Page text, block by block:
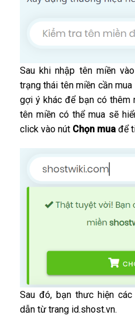
Sau khi nhập tên miền
trạng thái tên miền cần
gợi ý khác để bạn có thêm
tên miền có thể mua sẽ
click vào nút Chọn muađể
Sau đó, bạn thưc hiện
dẫn từ trang id.shost.vn.